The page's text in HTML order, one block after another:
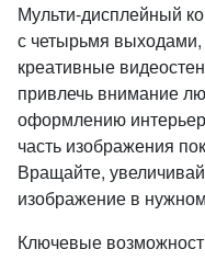
Мульти-дисплейный
с четырьмя выходами,
креативные
привлечь внимание
оформлению
часть изображения
Вращайте,
изображение в
Ключевые